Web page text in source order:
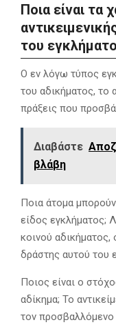
Ποια είναι τα
του
Ο εν λόγω τύπος
του αδικήματος, το
πράξεις που
Διαβάστε
βλάβη
Ποια άτομα
είδος εγκλήματος;
κοινού αδικήματος,
δράστης αυτού του
Ποιος είναι ο
αδίκημα; Το
τον προσβαλλόμενο